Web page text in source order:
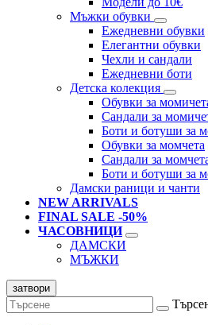
Мъжки обувки
Ежедневни обувки
Елегантни обувки
Чехли и сандали
Ежедневни боти
Детска колекция
Обувки за
Сандали за
Боти и ботуши за
Обувки за момчета
Сандали за
Боти и ботуши за
Дамски раници и чанти
NEW ARRIVALS
FINAL SALE -50%
ЧАСОВНИЦИ
ДАМСКИ
МЪЖКИ
затвори